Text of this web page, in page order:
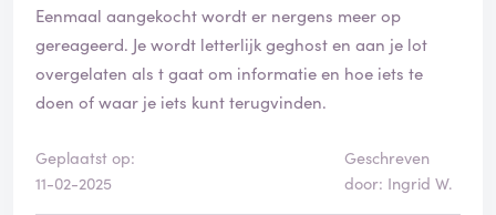
Eenmaal aangekocht wordt er nergens meer op
gereageerd. Je wordt letterlijk geghost en aan je lot
overgelaten als t gaat om informatie en hoe iets te
doen of waar je iets kunt terugvinden.
Geplaatst op:
11-02-2025
Geschreven
door: Ingrid W.